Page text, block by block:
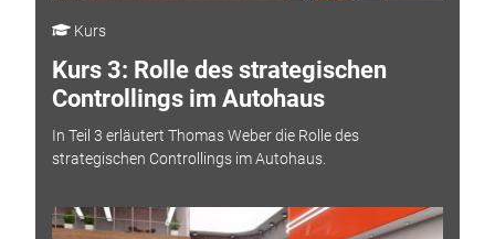
Kurs
Kurs 3: Rolle des strategischen
Controllings im Autohaus
In Teil 3 erläutert Thomas Weber die Rolle des
strategischen Controllings im Autohaus.